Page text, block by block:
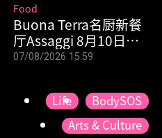
Buona Terra名厨新餐
厅Assaggi 8月10日开
张 午餐$58起！
Food
07/08/2026 15:59
Life
BodySOS
Arts & Culture